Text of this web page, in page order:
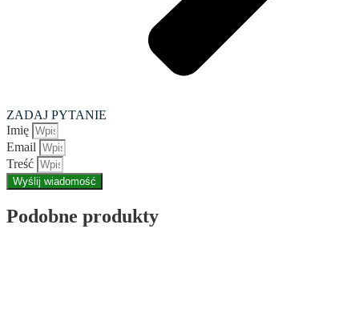
ZADAJ PYTANIE
Imię
Email
Treść
Wyślij wiadomość
Podobne produkty